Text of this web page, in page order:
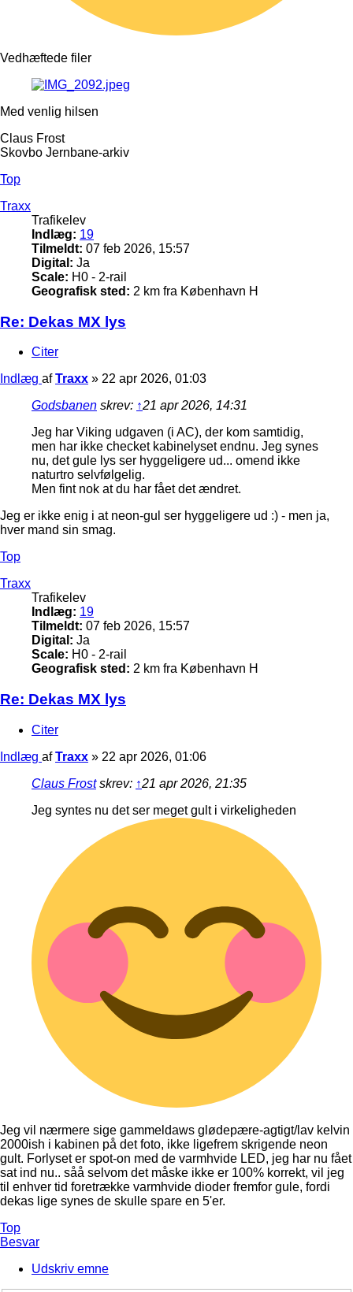
Vedhæftede filer
Med venlig hilsen
Claus Frost
Skovbo Jernbane-arkiv
Top
Traxx
Trafikelev
Indlæg: 19
Tilmeldt: 07 feb 2026, 15:57
Digital: Ja
Scale: H0 - 2-rail
Geografisk sted: 2 km fra København H
Re: Dekas MX lys
Citer
Indlæg afTraxx » 22 apr 2026, 01:03
Godsbanen skrev: ↑21 apr 2026, 14:31
Jeg har Viking udgaven (i AC), der kom samtidig,
men har ikke checket kabinelyset endnu. Jeg synes
nu, det gule lys ser hyggeligere ud... omend ikke
naturtro selvfølgelig.
Men fint nok at du har fået det ændret.
Jeg er ikke enig i at neon-gul ser hyggeligere ud :) - men ja,
hver mand sin smag.
Top
Traxx
Trafikelev
Indlæg: 19
Tilmeldt: 07 feb 2026, 15:57
Digital: Ja
Scale: H0 - 2-rail
Geografisk sted: 2 km fra København H
Re: Dekas MX lys
Citer
Indlæg afTraxx » 22 apr 2026, 01:06
Claus Frostskrev: ↑21 apr 2026, 21:35
Jeg syntes nu det ser meget gult i virkeligheden
Jeg vil nærmere sige gammeldaws glødepære-agtigt/lav kelvin
2000ish i kabinen på det foto, ikke ligefrem skrigende neon
gult. Forlyset er spot-on med de varmhvide LED, jeg har nu fået
sat ind nu.. såå selvom det måske ikke er 100% korrekt, vil jeg
til enhver tid foretrække varmhvide dioder fremfor gule, fordi
dekas lige synes de skulle spare en 5'er.
Top
Besvar
Udskriv emne